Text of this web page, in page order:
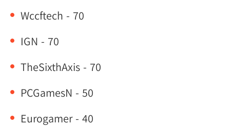
Wccftech - 70
IGN - 70
TheSixthAxis - 70
PCGamesN - 50
Eurogamer - 40